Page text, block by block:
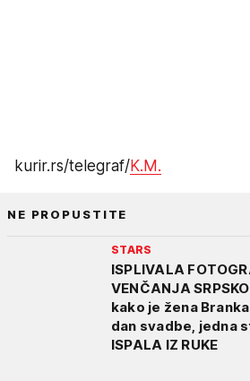
kurir.rs/telegraf/K.M.
NE PROPUSTITE
STARS
ISPLIVALA
VENČANJA
kako je žena
dan svadbe, jedna
ISPALA IZ RUKE